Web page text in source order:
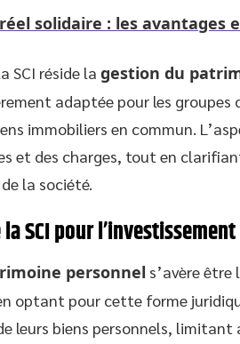
solidaire : les avantages
SCI réside la gestion du
adaptée pour les groupes
immobiliers en commun.
et des charges, tout en
la société.
SCI pour
personnel s’avère être
optant pour cette forme
leurs biens personnels, limitant